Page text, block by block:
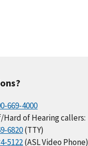
669-4000
Hard of Hearing callers:
6820(TTY)
5122(ASL Video Phone)